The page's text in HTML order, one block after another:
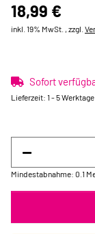
18,99 €
inkl. 19% MwSt. , zzgl.
Sofort
Lieferzeit: 1 - 5 Werktage
Mindestabnahme: 0.1